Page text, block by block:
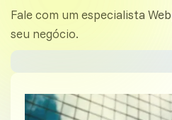
Fale com um especialista
seu negócio.